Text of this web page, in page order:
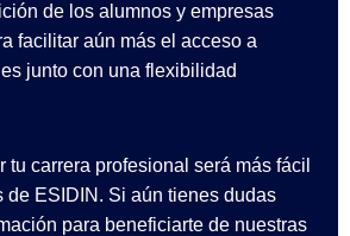
de los alumnos y empresas
facilitar aún más el acceso a
junto con una flexibilidad
tu carrera profesional será más fácil
de ESIDIN. Si aún tienes dudas
para beneficiarte de nuestras